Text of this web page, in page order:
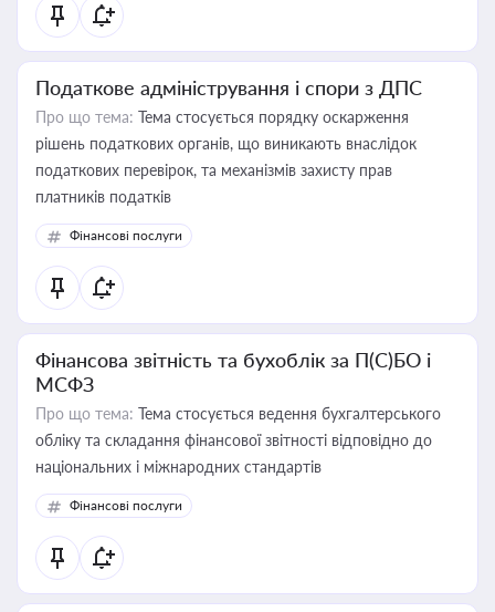
Податкове адміністрування і спори з ДПС
Про що тема: Тема стосується порядку оскарження
рішень податкових органів, що виникають внаслідок
податкових перевірок, та механізмів захисту прав
платників податків
Фінансові послуги
Фінансова звітність та бухоблік за П(С)БО і
МСФЗ
Про що тема: Тема стосується ведення бухгалтерського
обліку та складання фінансової звітності відповідно до
національних і міжнародних стандартів
Фінансові послуги